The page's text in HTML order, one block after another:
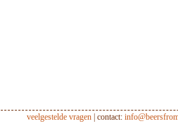
veelgestelde vragen | contact: